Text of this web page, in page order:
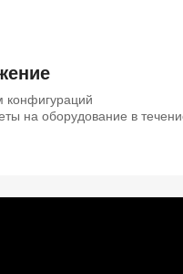
конфигураций
на оборудование в